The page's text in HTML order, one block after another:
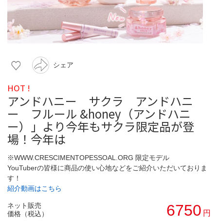
シェア
HOT !
アンドハニー サクラ アンドハニ
ー フルール &honey（アンドハニ
ー）」より今年もサクラ限定品が登
場！今年は
※WWW.CRESCIMENTOPESSOAL.ORG 限定モデル
YouTuberの皆様に商品の使い心地などをご紹介いただいておりま
す！
紹介動画はこちら
ネット販売
価格（税込）
6750 円